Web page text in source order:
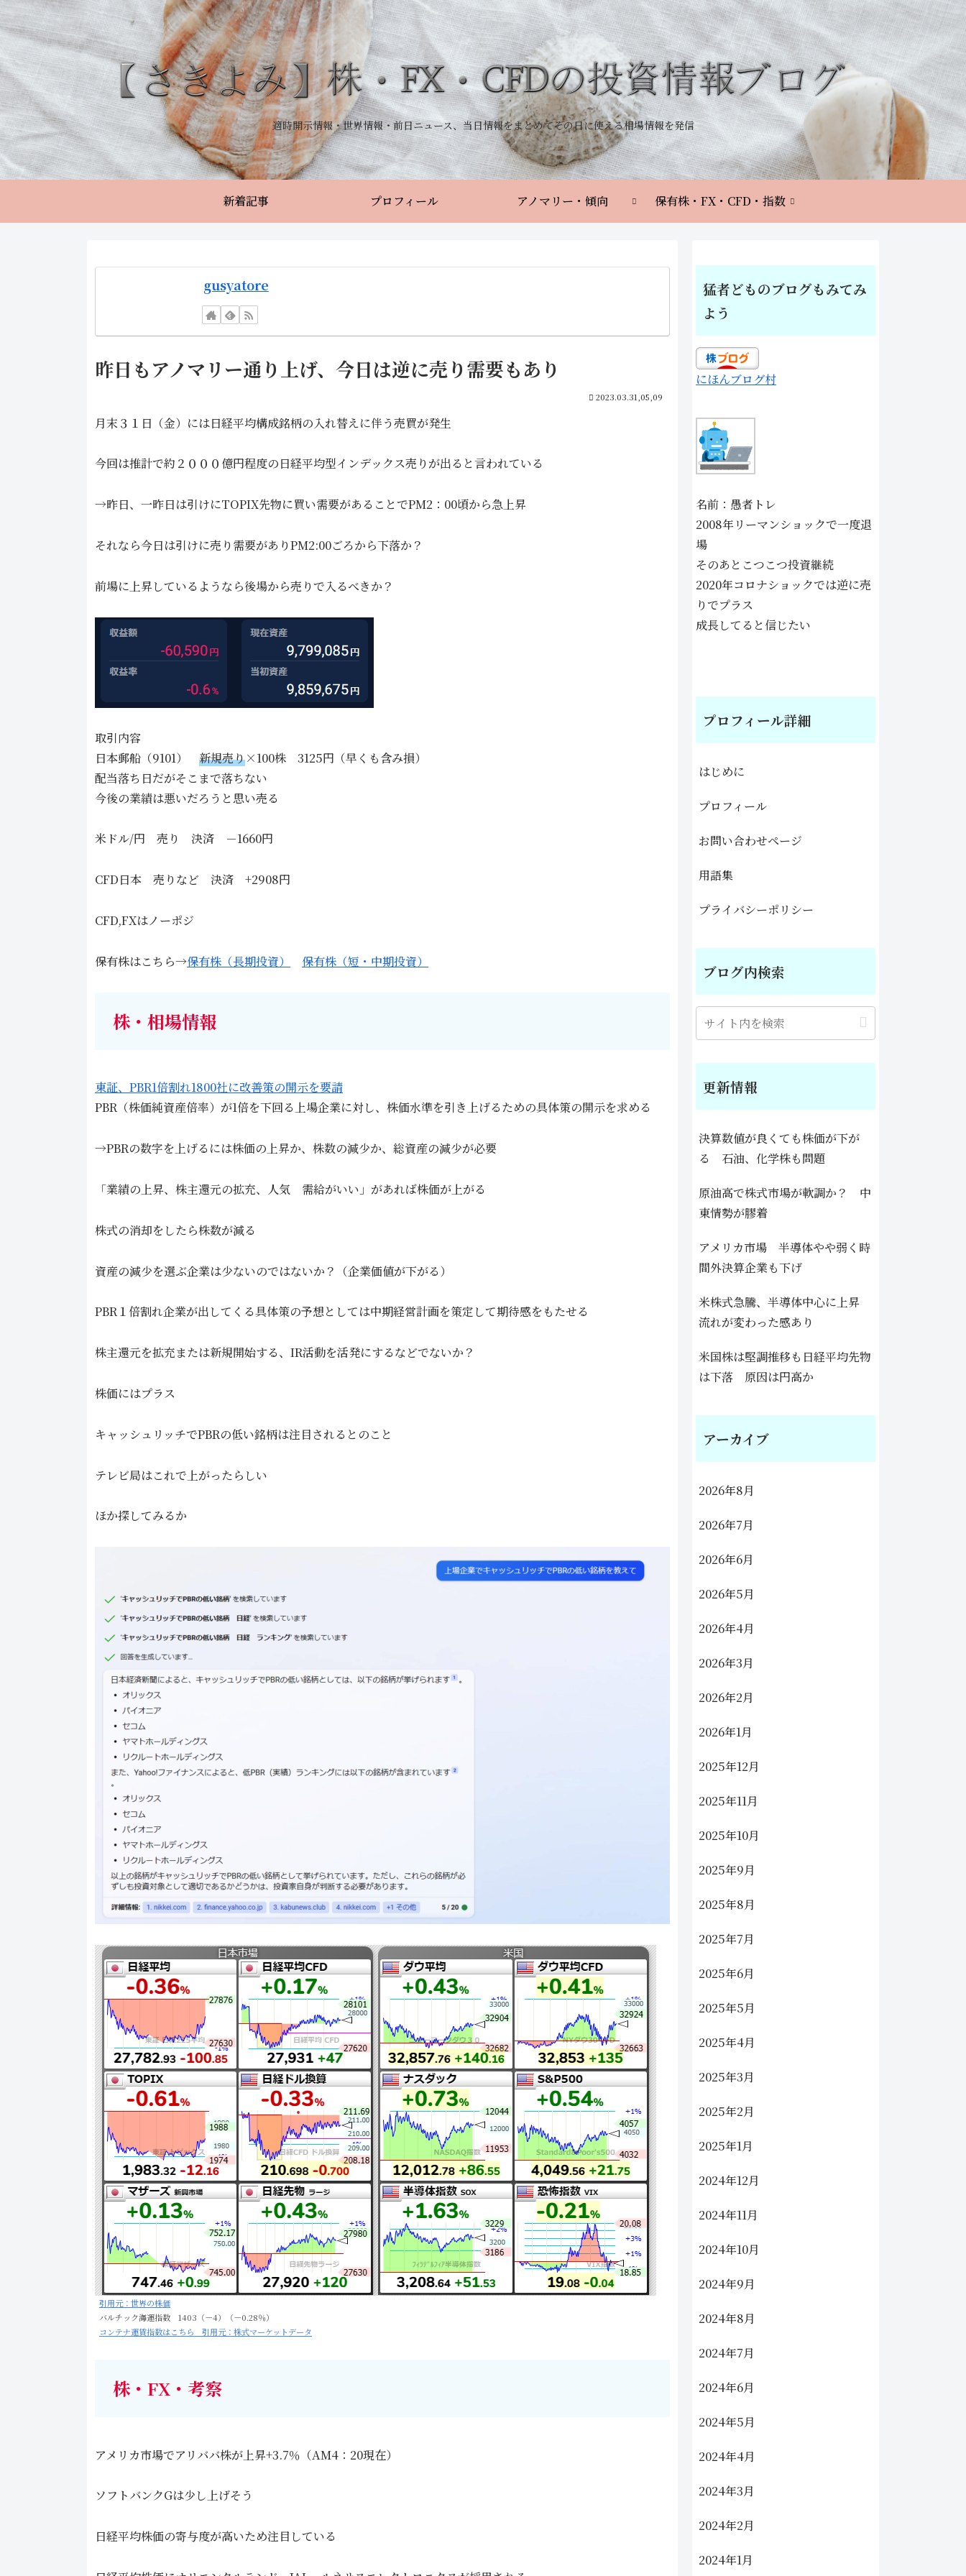
適時開示情報・世界情報・前日ニュース、当日情報をまとめてその日に使える相場情報を発信
新着記事 プロフィール アノマリー・傾向 保有株・FX・CFD・指数
gusyatore
昨日もアノマリー通り上げ、今日は逆に売り需要もあり
2023.03.31,05,09
月末３１日（金）には日経平均構成銘柄の入れ替えに伴う売買が発生
今回は推計で約２０００億円程度の日経平均型インデックス売りが出ると言われている
→昨日、一昨日は引けにTOPIX先物に買い需要があることでPM2：00頃から急上昇
それなら今日は引けに売り需要がありPM2:00ごろから下落か？
前場に上昇しているようなら後場から売りで入るべきか？
取引内容
日本郵船（9101） 新規売り×100株 3125円（早くも含み損）
配当落ち日だがそこまで落ちない
今後の業績は悪いだろうと思い売る
米ドル/円 売り 決済 －1660円
CFD日本 売りなど 決済 +2908円
CFD,FXはノーポジ
保有株はこちら→保有株（長期投資） 保有株（短・中期投資）
株・相場情報
東証、PBR1倍割れ1800社に改善策の開示を要請
PBR（株価純資産倍率）が1倍を下回る上場企業に対し、株価水準を引き上げるための具体策の開示を求める
→PBRの数字を上げるには株価の上昇か、株数の減少か、総資産の減少が必要
「業績の上昇、株主還元の拡充、人気 需給がいい」があれば株価が上がる
株式の消却をしたら株数が減る
資産の減少を選ぶ企業は少ないのではないか？（企業価値が下がる）
PBR１倍割れ企業が出してくる具体策の予想としては中期経営計画を策定して期待感をもたせる
株主還元を拡充または新規開始する、IR活動を活発にするなどでないか？
株価にはプラス
キャッシュリッチでPBRの低い銘柄は注目されるとのこと
テレビ局はこれで上がったらしい
ほか探してみるか
引用元：世界の株価
バルチック海運指数 1403（－4）（－0.28％）
コンテナ運賃指数はこちら 引用元：株式マーケットデータ
株・FX・考察
アメリカ市場でアリババ株が上昇+3.7％（AM4：20現在）
ソフトバンクGは少し上げそう
日経平均株価の寄与度が高いため注目している
猛者どものブログもみてみ
よう
にほんブログ村
名前：愚者トレ
2008年リーマンショックで一度退
場
そのあとこつこつ投資継続
2020年コロナショックでは逆に売
りでプラス
成長してると信じたい
プロフィール詳細
はじめに
プロフィール
お問い合わせページ
用語集
プライバシーポリシー
ブログ内検索
更新情報
決算数値が良くても株価が下が
る 石油、化学株も問題
原油高で株式市場が軟調か？ 中
東情勢が膠着
アメリカ市場 半導体やや弱く時
間外決算企業も下げ
米株式急騰、半導体中心に上昇
流れが変わった感あり
米国株は堅調推移も日経平均先物
は下落 原因は円高か
アーカイブ
2026年8月
2026年7月
2026年6月
2026年5月
2026年4月
2026年3月
2026年2月
2026年1月
2025年12月
2025年11月
2025年10月
2025年9月
2025年8月
2025年7月
2025年6月
2025年5月
2025年4月
2025年3月
2025年2月
2025年1月
2024年12月
2024年11月
2024年10月
2024年9月
2024年8月
2024年7月
2024年6月
2024年5月
2024年4月
2024年3月
2024年2月
2024年1月